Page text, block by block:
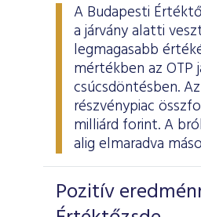
A Budapesti
a járvány alatti
legmagasabb
mértékben az
csúcsdöntésben.
részvénypiac
milliárd forint. A
alig elmaradva
Pozitív